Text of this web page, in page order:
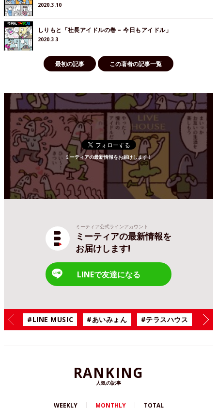
2020.3.10
しりもと「社長アイドルの巻 – 今日もアイドル」
2020.3.3
最初の記事 この著者の記事一覧
ミーティアの最新情報をお届けします！
ミーティア公式ラインアカウント
ミーティアの最新情報を
お届けします!
LINEで友達になる
#LINE MUSIC #あいみょん #テラスハウス #漫
RANKING
人気の記事
WEEKLY MONTHLY TOTAL